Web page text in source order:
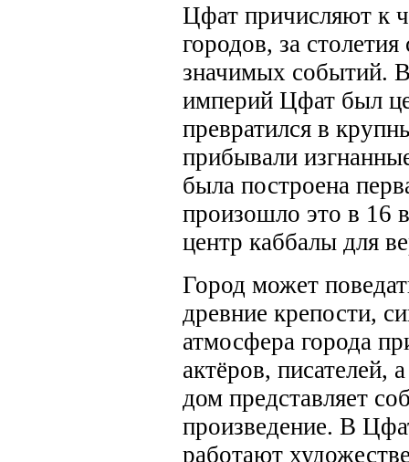
Цфат причисляют к
городов, за
значимых событий.
империй Цфат был
превратился в
прибывали
была построена
произошло это в 16
центр каббалы для
Город может
древние крепости,
атмосфера города
актёров, писателей,
дом представляет
произведение. В
работают